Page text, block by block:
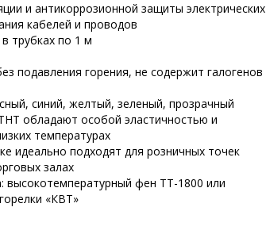
и антикоррозионной защиты электрических
кабелей и проводов
трубках по 1 м
подавления горения, не содержит галогенов
синий, желтый, зеленый, прозрачный
обладают особой эластичностью и
температурах
идеально подходят для розничных точек
залах
высокотемпературный фен ТТ-1800 или
«КВТ»